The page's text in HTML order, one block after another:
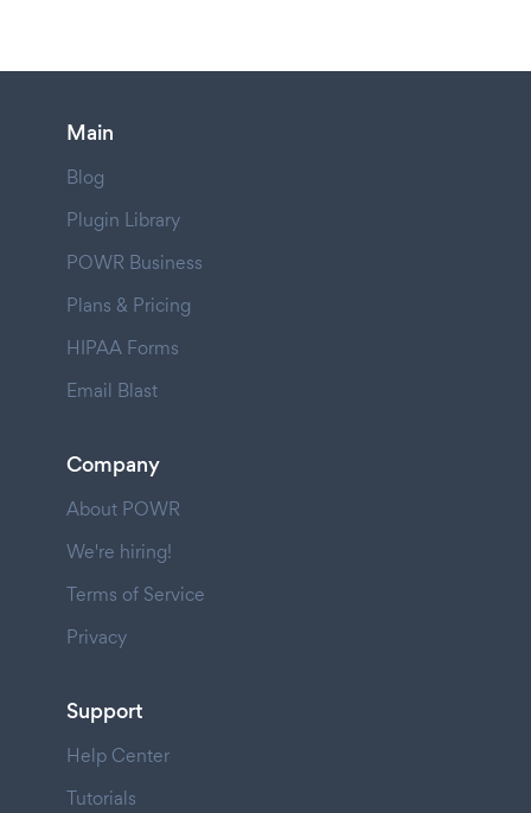
Main
Blog
Plugin Library
POWR Business
Plans & Pricing
HIPAA Forms
Email Blast
Company
About POWR
We're hiring!
Terms of Service
Privacy
Support
Help Center
Tutorials